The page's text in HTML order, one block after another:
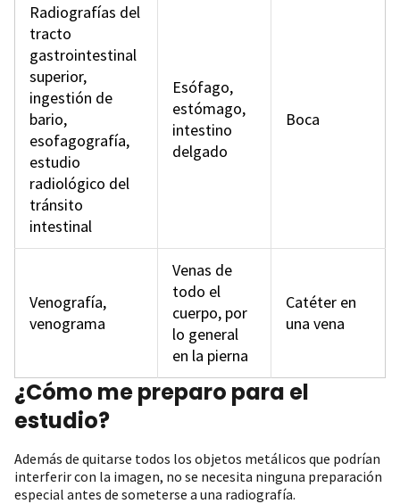
Radiografías del
tracto
gastrointestinal
superior,
ingestión de
bario,
esofagografía,
estudio
radiológico del
tránsito
intestinal
Esófago,
estómago,
intestino
delgado
Boca
Venografía,
venograma
Venas de
todo el
cuerpo, por
lo general
en la pierna
Catéter en
una vena
¿Cómo me preparo para el
estudio?
Además de quitarse todos los objetos metálicos que podrían
interferir con la imagen, no se necesita ninguna preparación
especial antes de someterse a una radiografía.